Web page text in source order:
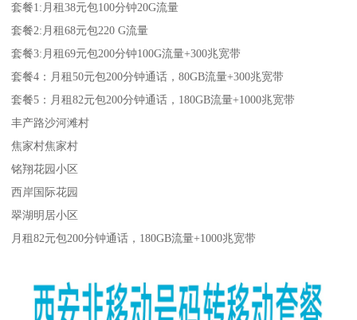
套餐1:月租38元包100分钟20G流量
套餐2:月租68元包220 G流量
套餐3:月租69元包200分钟100G流量+300兆宽带
套餐4：月租50元包200分钟通话，80GB流量+300兆宽带
套餐5：月租82元包200分钟通话，180GB流量+1000兆宽带
丰产路沙河滩村
焦家村焦家村
铭翔花园小区
西岸国际花园
翠湖明居小区
月租82元包200分钟通话，180GB流量+1000兆宽带